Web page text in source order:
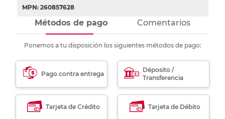
MPN: 260857628
Métodos de pago Comentarios
Ponemos a tu disposición los siguientes métodos de pago:
Pago contra entrega
Déposito /
Transferencia
Tarjeta de Crédito Tarjeta de Débito